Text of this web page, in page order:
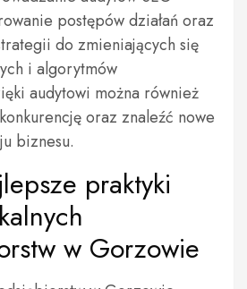
postępów działań oraz
do zmieniających się
i algorytmów
audytowi można również
oraz znaleźć nowe
biznesu.
praktyki
w Gorzowie